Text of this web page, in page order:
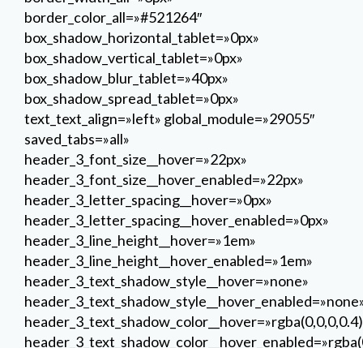
header_3_font_size__hover_enabled=»22px»
header_3_letter_spacing__hover=»0px»
header_3_letter_spacing__hover_enabled=»0px»
header_3_line_height__hover=»1em»
header_3_line_height__hover_enabled=»1em»
header_3_text_shadow_style__hover=»none»
Entradas recientes
[/et_pb_text][et_pb_sidebar orientation=»right»
show_border=»off» disabled_on=»on|off|off»
_builder_version=»3.29.3″
header_font=»|300||on|||||»
body_font=»Montserrat||||||||»
body_font_size=»14px»